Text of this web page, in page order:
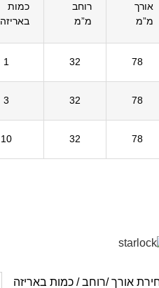
אורך
מ”מ
רוחב
מ”מ
כמות
באריזה
78
32
1
78
32
3
78
32
10
אורך /רוחב / כמות באריזה